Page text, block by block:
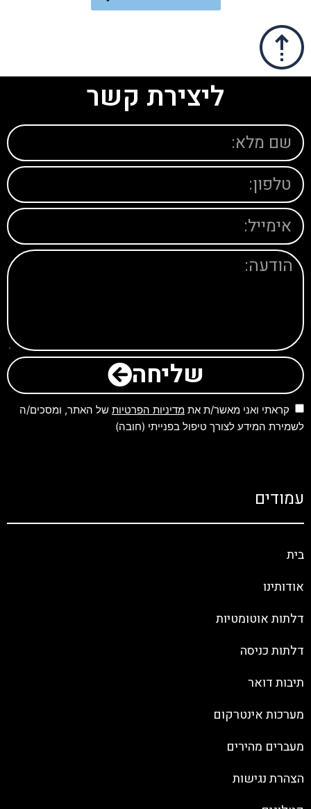
ליצירת קשר
שליחה
קראתי ואני מאשר/ת את מדיניות הפרטיות של האתר, ומסכים/ה
לשמירת המידע לצורך טיפול בפנייתי (חובה)
עמודים
בית
אודותינו
דלתות אוטומטיות
דלתות כניסה
תיבות דואר
מערכות אינטרקום
מעברים מהירים
הצהרת נגישות